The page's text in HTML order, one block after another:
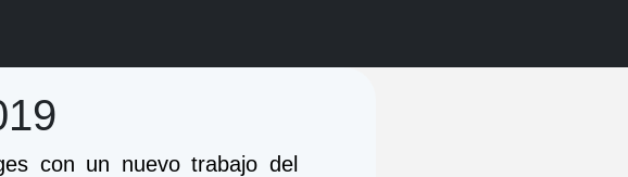
con un nuevo trabajo del